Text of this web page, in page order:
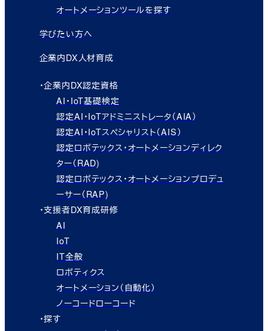
オートメーションツールを探す
学びたい方へ
企業内DX人材育成
・企業内DX認定資格
AI・IoT基礎検定
認定AI・IoTアドミニストレータ（AIA）
認定AI・IoTスペシャリスト（AIS）
認定ロボテックス・オートメーションディレク
ター（RAD)
認定ロボテックス・オートメーションプロデュ
ーサー（RAP)
・支援者DX育成研修
AI
IoT
IT全般
ロボティクス
オートメーション（自動化）
ノーコードローコード
・探す